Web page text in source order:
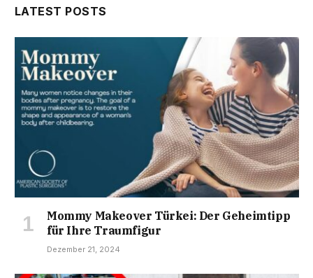
LATEST POSTS
Mommy Makeover Türkei: Der Geheimtipp
für Ihre Traumfigur
Dezember 21, 2024